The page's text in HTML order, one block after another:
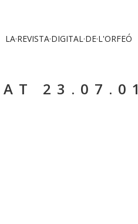
LA·REVISTA·DIGITAL·DE·L'ORFEÓ
23.07.01